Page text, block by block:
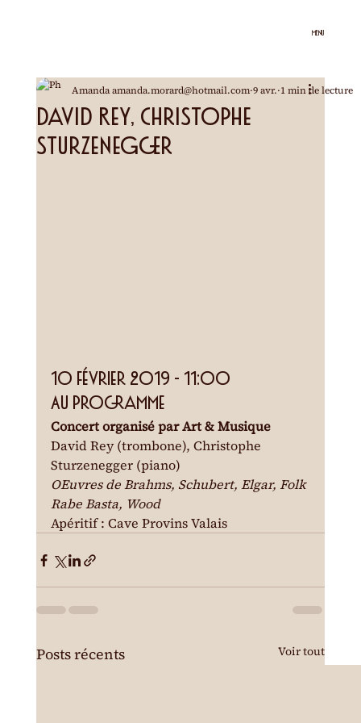
MENU
David Rey, Christophe
Sturzenegger
Amanda amanda.morard@hotmail.com 9 avr. 1 min de lecture
10 février 2019 - 11:00
Au programme
Concert organisé par Art & Musique
David Rey (trombone), Christophe
Sturzenegger (piano)
OEuvres de Brahms, Schubert, Elgar, Folk
Rabe Basta, Wood
Apéritif : Cave Provins Valais
Posts récents Voir tout